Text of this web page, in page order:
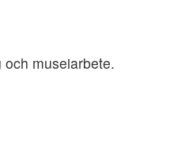
museiarbete.